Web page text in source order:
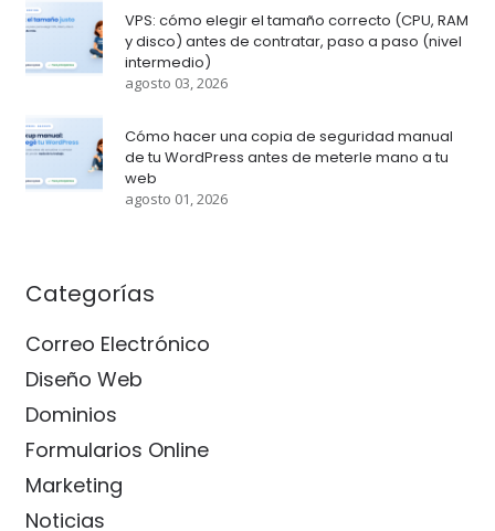
VPS: cómo elegir el tamaño correcto (CPU, RAM
y disco) antes de contratar, paso a paso (nivel
intermedio)
agosto 03, 2026
Cómo hacer una copia de seguridad manual
de tu WordPress antes de meterle mano a tu
web
agosto 01, 2026
Categorías
Correo Electrónico
Diseño Web
Dominios
Formularios Online
Marketing
Noticias